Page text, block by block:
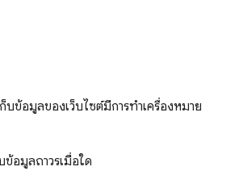
ข้อมูลของเว็บไซต์มีการทําเครื่องหมาย
อมูลถาวรเมื่อใด